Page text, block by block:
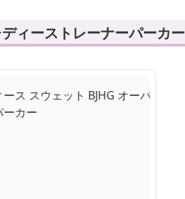
ィーストレーナーパーカー